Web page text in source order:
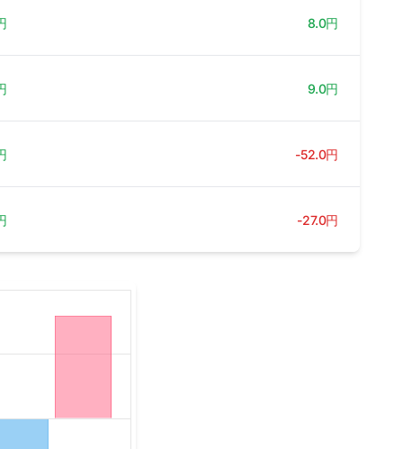
8.0円
9.0円
-52.0円
-27.0円